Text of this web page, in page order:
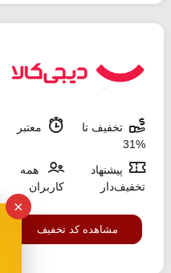
تخفیف تا
%31
معتبر
پیشنهاد
تخفیف‌دار
همه
کاربران
مشاهده کد تخفیف
×